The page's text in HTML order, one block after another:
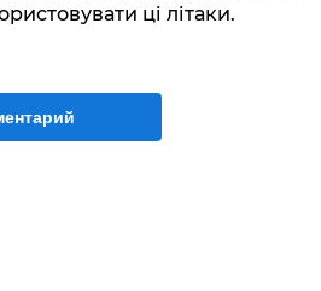
ці літаки.